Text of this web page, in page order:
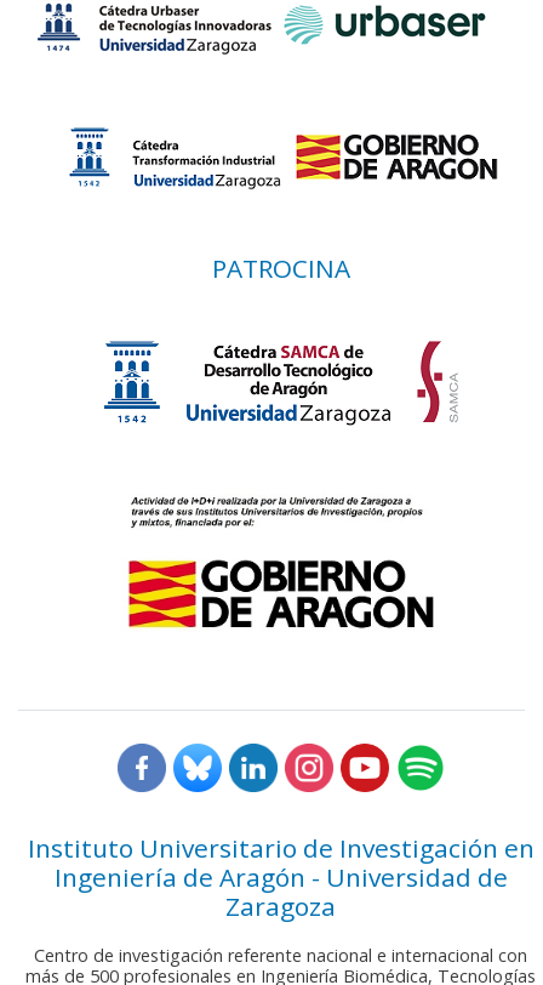
PATROCINA
Instituto Universitario de Investigación en
Ingeniería de Aragón - Universidad de
Zaragoza
Centro de investigación referente nacional e internacional con
más de 500 profesionales en Ingeniería Biomédica, Tecnologías